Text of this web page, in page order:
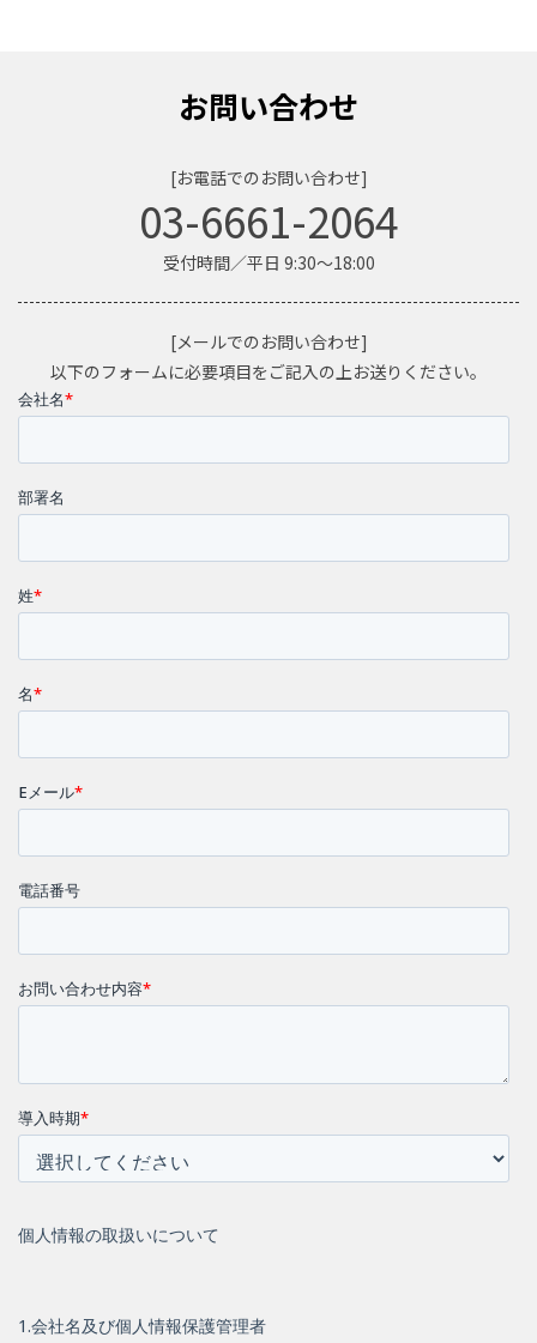
お問い合わせ
[お電話でのお問い合わせ]
03-6661-2064
受付時間／平日 9:30～18:00
[メールでのお問い合わせ]
以下のフォームに必要項目をご記入の上お送りください。